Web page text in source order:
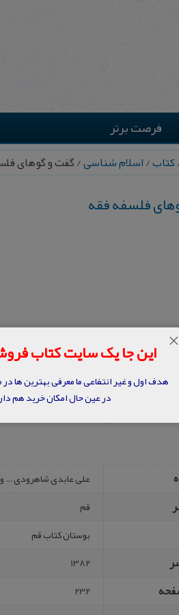
فرصت برتر
کتاب/اسلام شناسی/ گ‍ف‍ت‌ و گ‍وه‍ای‌
ف‍ل‍س‍ف‍ه‌ ف‍ق‍ه
“گ‍ف‍ت‌ و گ‍وه‍ای‌ ف‍ل‍س‍ف‍ه‌ ف‍ق‍ه، مص‍طفی‌ م‍ل‍کیان‌ و …” در
فلسفه های مضاف به یک رشته علمی، زمان
دومند که با نگاه بیرونی به مجموعه داده
ای بر می رسند و مورد مطالعه قرار می
فلسفه فقه می پردازد و حاصل نشست ها و
ع‍لی‌ ع‍اب‍دی‌ ش‍اه‍رودی‌ …
قم
ب‍وس‍ت‍ان‌ ک‍ت‍اب‌ ق‍م‌
1382
232
این جا یک سایت کتاب
هدف اول و غیر انتفاعی ما معرفی بهترین ها در
در عین حال امکان خرید هم
×